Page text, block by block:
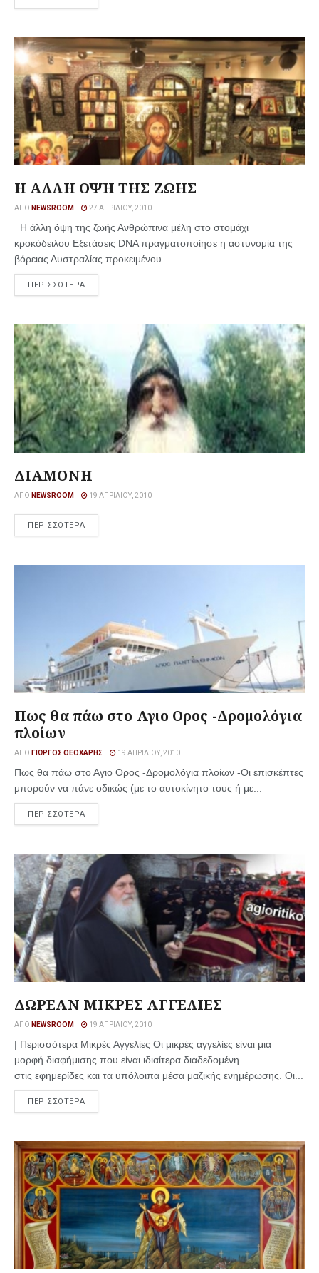
Η ΑΛΛΗ ΟΨΗ ΤΗΣ ΖΩΗΣ
ΑΠΌ NEWSROOM 27 ΑΠΡΙΛΊΟΥ, 2010
Η άλλη όψη της ζωής Ανθρώπινα μέλη στο στομάχι
κροκόδειλου Εξετάσεις DNA πραγματοποίησε η αστυνομία της
βόρειας Αυστραλίας προκειμένου...
ΠΕΡΙΣΣΟΤΕΡΑ
ΔΙΑΜΟΝΗ
ΑΠΌ NEWSROOM 19 ΑΠΡΙΛΊΟΥ, 2010
ΠΕΡΙΣΣΟΤΕΡΑ
Πως θα πάω στο Αγιο Ορος -Δρομολόγια
πλοίων
ΑΠΌ ΓΙΏΡΓΟΣ ΘΕΟΧΆΡΗΣ 19 ΑΠΡΙΛΊΟΥ, 2010
Πως θα πάω στο Αγιο Ορος -Δρομολόγια πλοίων -Οι επισκέπτες
μπορούν να πάνε οδικώς (με το αυτοκίνητο τους ή με...
ΠΕΡΙΣΣΟΤΕΡΑ
ΔΩΡΕΑΝ ΜΙΚΡΕΣ ΑΓΓΕΛΙΕΣ
ΑΠΌ NEWSROOM 19 ΑΠΡΙΛΊΟΥ, 2010
| Περισσότερα Μικρές Αγγελίες Οι μικρές αγγελίες είναι μια
μορφή διαφήμισης που είναι ιδιαίτερα διαδεδομένη
στις εφημερίδες και τα υπόλοιπα μέσα μαζικής ενημέρωσης. Οι...
ΠΕΡΙΣΣΟΤΕΡΑ